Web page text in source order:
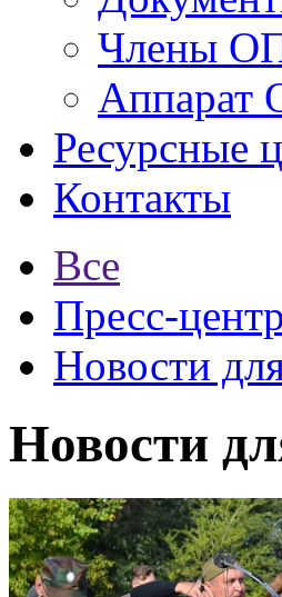
Члены
Аппарат
Ресурсные
Контакты
Все
Пресс-центр
Новости
Новости